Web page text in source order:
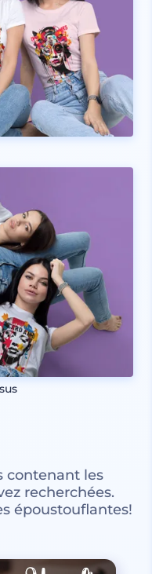
contenant les
recherchées.
époustouflantes!